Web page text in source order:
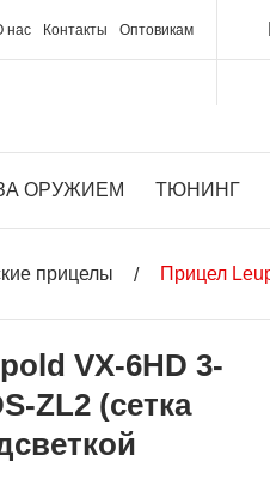
нас Контакты Оптовикам
ОРУЖИЕМ ТЮНИНГ
прицелы Прицел
VX-6HD 3-
ZL2 (сетка